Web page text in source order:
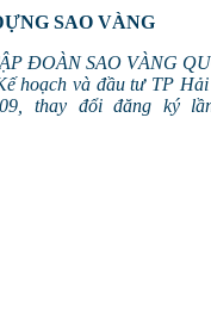
SAO VÀNG
ĐOÀN SAO VÀNG
hoạch và đầu tư TP
thay đổi đăng ký